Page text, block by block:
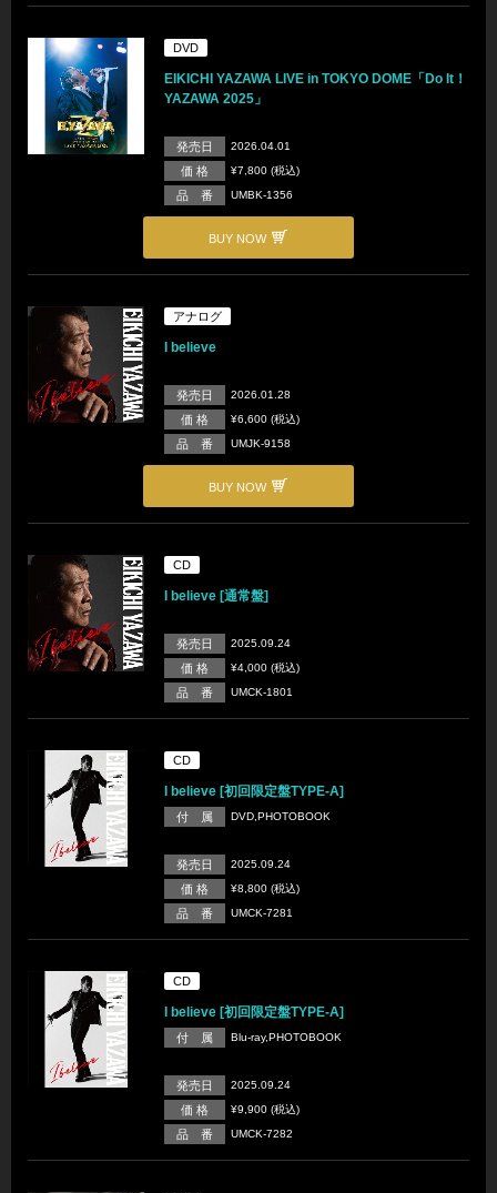
DVD
EIKICHI YAZAWA LIVE in TOKYO DOME「Do It！
YAZAWA 2025」
発売日 2026.04.01
価 格 ¥7,800 (税込)
品 番 UMBK-1356
BUY NOW
アナログ
I believe
発売日 2026.01.28
価 格 ¥6,600 (税込)
品 番 UMJK-9158
BUY NOW
CD
I believe [通常盤]
発売日 2025.09.24
価 格 ¥4,000 (税込)
品 番 UMCK-1801
CD
I believe [初回限定盤TYPE-A]
付 属 DVD,PHOTOBOOK
発売日 2025.09.24
価 格 ¥8,800 (税込)
品 番 UMCK-7281
CD
I believe [初回限定盤TYPE-A]
付 属 Blu-ray,PHOTOBOOK
発売日 2025.09.24
価 格 ¥9,900 (税込)
品 番 UMCK-7282